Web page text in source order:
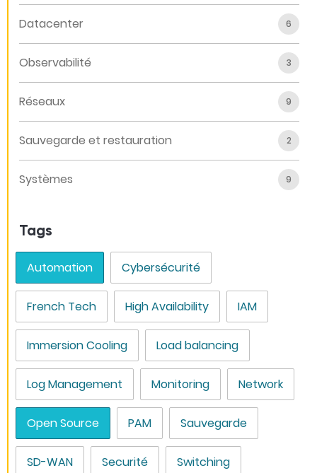
Datacenter 6
Observabilité 3
Réseaux 9
Sauvegarde et restauration 2
Systèmes 9
Tags
Automation Cybersécurité
French Tech High Availability IAM
Immersion Cooling Load balancing
Log Management Monitoring Network
Open Source PAM Sauvegarde
SD-WAN Securité Switching